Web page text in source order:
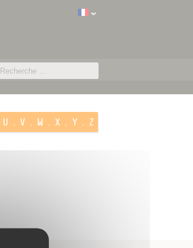
U . V . W . X . Y . Z